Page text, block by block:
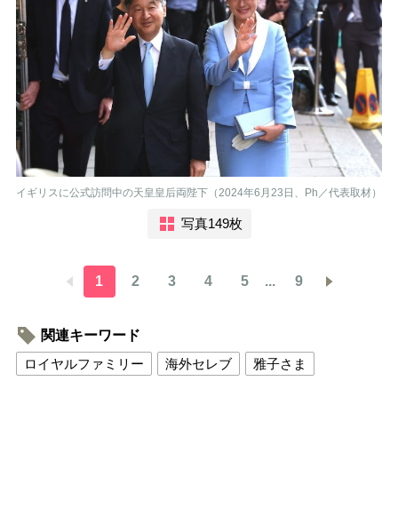
イギリスに公式訪問中の天皇皇后両陛下（2024年6月23日、Ph／代表取材）
写真149枚
1 2 3 4 5 ... 9
関連キーワード
ロイヤルファミリー
海外セレブ 雅子さま